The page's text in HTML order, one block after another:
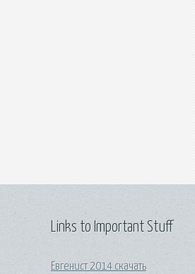
Links to Important Stuff
Евгенист 2014 скачать